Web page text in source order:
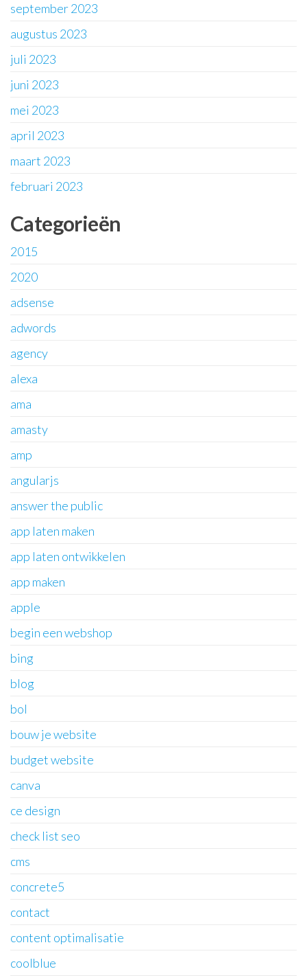
september 2023
augustus 2023
juli 2023
juni 2023
mei 2023
april 2023
maart 2023
februari 2023
Categorieën
2015
2020
adsense
adwords
agency
alexa
ama
amasty
amp
angularjs
answer the public
app laten maken
app laten ontwikkelen
app maken
apple
begin een webshop
bing
blog
bol
bouw je website
budget website
canva
ce design
check list seo
cms
concrete5
contact
content optimalisatie
coolblue